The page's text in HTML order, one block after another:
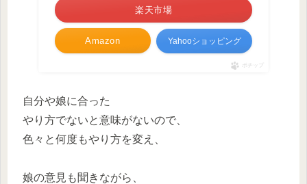
Amazon
楽天市場
Yahooショッピング
ポチップ
自分や娘に合った
やり方でないと意味がないので、
色々と何度もやり方を変え、
娘の意見も聞きながら、